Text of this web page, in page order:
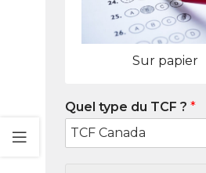
Sur papier
Quel type du TCF ? *